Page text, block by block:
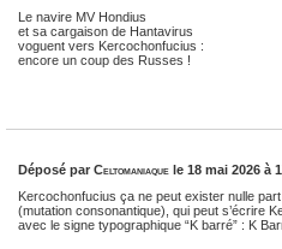
Le navire MV Hondius
et sa cargaison de Hantavirus
voguent vers Kercochonfucius :
encore un coup des Russes !
Déposé par Celtomaniaque le 18 mai 2026 à
Kercochonfucius ça ne peut exister nulle
(mutation consonantique), qui peut s’écrire
avec le signe typographique “K barré” : K